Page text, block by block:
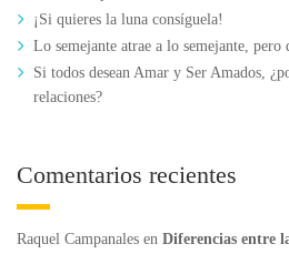
¡Si quieres la luna consíguela!
Lo semejante atrae a lo semejante, pero
Si todos desean Amar y Ser Amados,
relaciones?
Comentarios recientes
Raquel Campanales en Diferencias entre